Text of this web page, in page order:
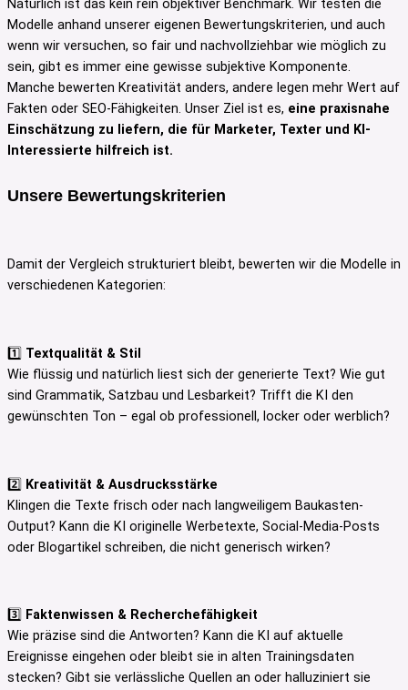
Natürlich ist das kein rein objektiver Benchmark. Wir testen die
Modelle anhand unserer eigenen Bewertungskriterien, und auch
wenn wir versuchen, so fair und nachvollziehbar wie möglich zu
sein, gibt es immer eine gewisse subjektive Komponente.
Manche bewerten Kreativität anders, andere legen mehr Wert auf
Fakten oder SEO-Fähigkeiten. Unser Ziel ist es, eine praxisnahe
Einschätzung zu liefern, die für Marketer, Texter und KI-
Interessierte hilfreich ist.
Unsere Bewertungskriterien
Damit der Vergleich strukturiert bleibt, bewerten wir die Modelle in
verschiedenen Kategorien:
1️⃣ Textqualität & Stil
Wie flüssig und natürlich liest sich der generierte Text? Wie gut
sind Grammatik, Satzbau und Lesbarkeit? Trifft die KI den
gewünschten Ton – egal ob professionell, locker oder werblich?
2️⃣ Kreativität & Ausdrucksstärke
Klingen die Texte frisch oder nach langweiligem Baukasten-
Output? Kann die KI originelle Werbetexte, Social-Media-Posts
oder Blogartikel schreiben, die nicht generisch wirken?
3️⃣ Faktenwissen & Recherchefähigkeit
Wie präzise sind die Antworten? Kann die KI auf aktuelle
Ereignisse eingehen oder bleibt sie in alten Trainingsdaten
stecken? Gibt sie verlässliche Quellen an oder halluziniert sie